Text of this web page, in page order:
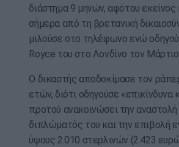
διάστημα 9 μηνών, αφότου εκείνος
σήμερα από τη βρετανική
μιλούσε στο τηλέφωνο ενώ
Royce του στο Λονδίνο τον
Ο δικαστής αποδοκίμασε τον
ετών, διότι οδηγούσε «επικίνδυνα
προτού ανακοινώσει την αναστολή
διπλώματός του και την επιβολή
ύψους 2.010 στερλινών (2.423